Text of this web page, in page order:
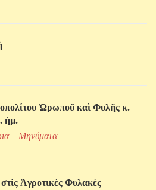
Ὠρωποῦ καὶ Φυλῆς κ.
ἡμ.
– Μηνύματα
Ἀγροτικὲς Φυλακὲς